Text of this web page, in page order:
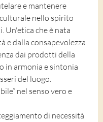
e mantenere
nello spirito
Un'etica che è nata
e dalla consapevolezza
dai prodotti della
in armonia e sintonia
del luogo.
nel senso vero e
di necessità